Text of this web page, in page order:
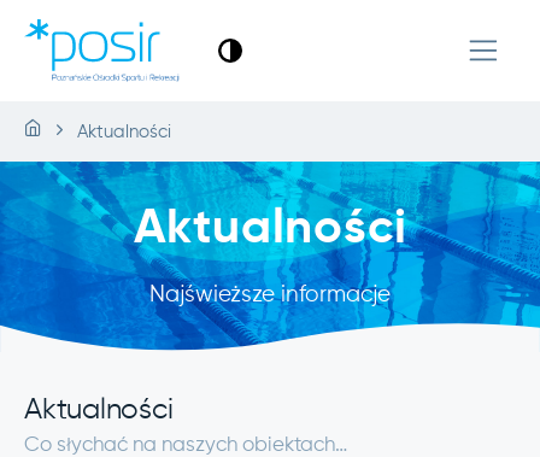
Aktualności
Aktualności
Najświeższe informacje
Aktualności
Co słychać na naszych obiektach…